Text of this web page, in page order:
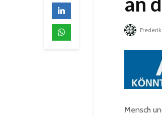
Mensch